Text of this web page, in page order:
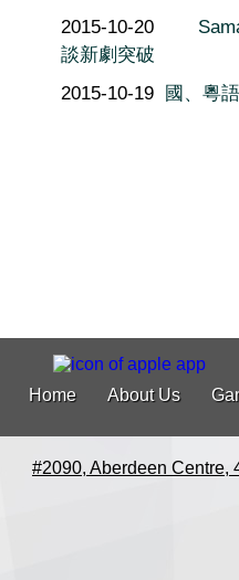
2015-10-20
談新劇突破
2015-10-19 國、粵
Home About Us
#2090, Aberdeen Centre,